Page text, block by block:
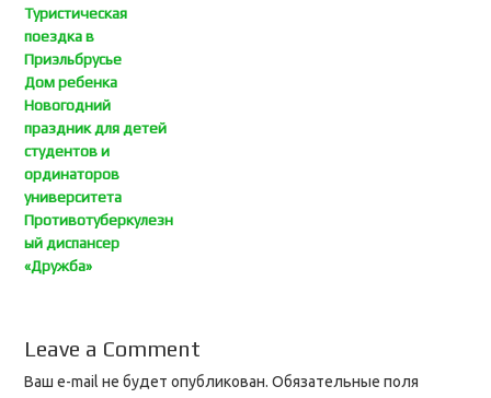
Туристическая
поездка в
Приэльбрусье
Дом ребенка
Новогодний
праздник для детей
студентов и
ординаторов
университета
Противотуберкулезн
ый диспансер
«Дружба»
Leave a Comment
Ваш e-mail не будет опубликован. Обязательные поля